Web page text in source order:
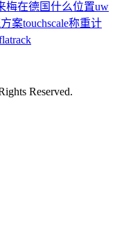
梅在德国什么位置uw
案touchscale称重计
Reserved.